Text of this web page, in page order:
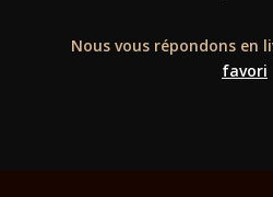
Nous vous répondons en
favori